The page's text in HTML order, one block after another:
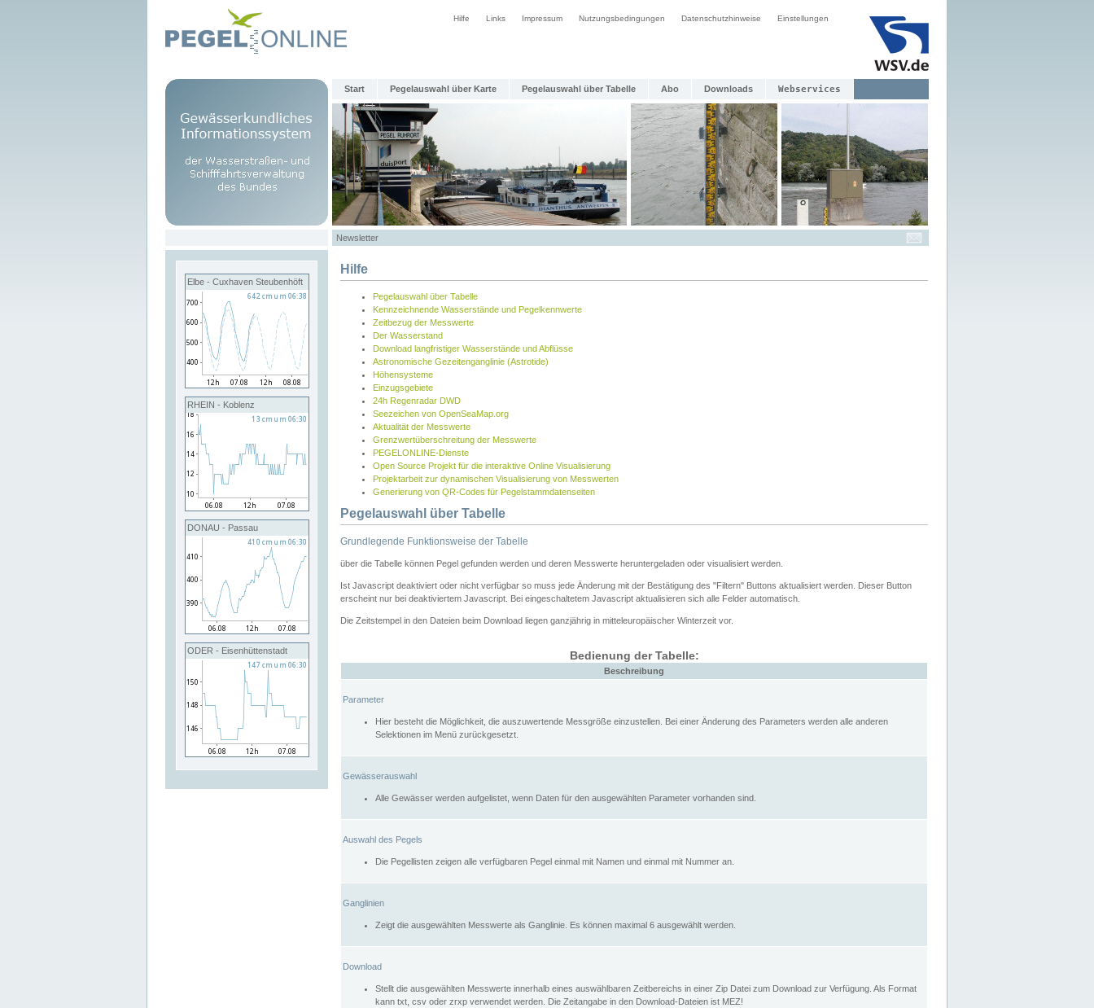
Hilfe Links Impressum Nutzungsbedingungen Datenschutzhinweise Einstellungen
Start Pegelauswahl über Karte Pegelauswahl über Tabelle Abo Downloads Webservices
Newsletter
Elbe - Cuxhaven Steubenhöft
RHEIN - Koblenz
DONAU - Passau
ODER - Eisenhüttenstadt
Hilfe
Pegelauswahl über Tabelle
Kennzeichnende Wasserstände und Pegelkennwerte
Zeitbezug der Messwerte
Der Wasserstand
Download langfristiger Wasserstände und Abflüsse
Astronomische Gezeitenganglinie (Astrotide)
Höhensysteme
Einzugsgebiete
24h Regenradar DWD
Seezeichen von OpenSeaMap.org
Aktualität der Messwerte
Grenzwertüberschreitung der Messwerte
PEGELONLINE-Dienste
Open Source Projekt für die interaktive Online Visualisierung
Projektarbeit zur dynamischen Visualisierung von Messwerten
Generierung von QR-Codes für Pegelstammdatenseiten
Pegelauswahl über Tabelle
Grundlegende Funktionsweise der Tabelle
über die Tabelle können Pegel gefunden werden und deren Messwerte heruntergeladen oder visualisiert werden.
Ist Javascript deaktiviert oder nicht verfügbar so muss jede Änderung mit der Bestätigung des "Filtern" Buttons aktualisiert werden. Dieser Button
erscheint nur bei deaktiviertem Javascript. Bei eingeschaltetem Javascript aktualisieren sich alle Felder automatisch.
Die Zeitstempel in den Dateien beim Download liegen ganzjährig in mitteleuropäischer Winterzeit vor.
Bedienung der Tabelle:
Beschreibung
Parameter
Hier besteht die Möglichkeit, die auszuwertende Messgröße einzustellen. Bei einer Änderung des Parameters werden alle anderen
Selektionen im Menü zurückgesetzt.
Gewässerauswahl
Alle Gewässer werden aufgelistet, wenn Daten für den ausgewählten Parameter vorhanden sind.
Auswahl des Pegels
Die Pegellisten zeigen alle verfügbaren Pegel einmal mit Namen und einmal mit Nummer an.
Ganglinien
Zeigt die ausgewählten Messwerte als Ganglinie. Es können maximal 6 ausgewählt werden.
Download
Stellt die ausgewählten Messwerte innerhalb eines auswählbaren Zeitbereichs in einer Zip Datei zum Download zur Verfügung. Als Format
kann txt, csv oder zrxp verwendet werden. Die Zeitangabe in den Download-Dateien ist MEZ!